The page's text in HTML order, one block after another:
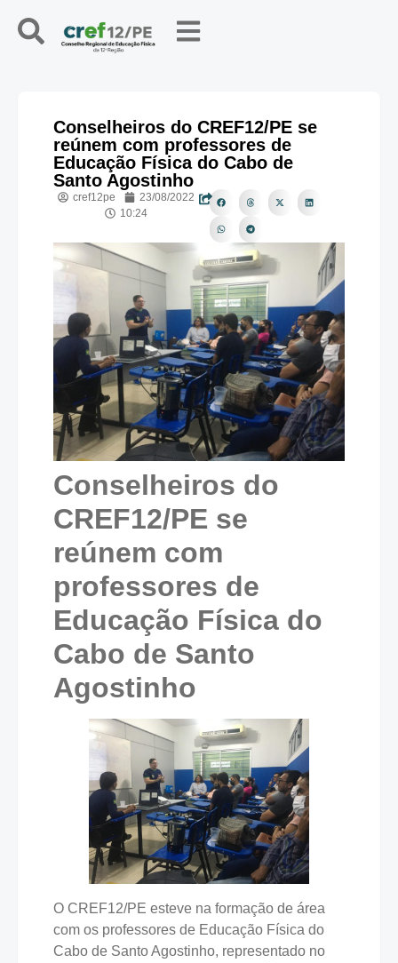
Conselheiros do CREF12/PE se
reúnem com professores de
Educação Física do Cabo de
Santo Agostinho
cref12pe
23/08/2022
10:24
Conselheiros do
CREF12/PE se
reúnem com
professores de
Educação Física do
Cabo de Santo
Agostinho
O CREF12/PE esteve na formação de área
com os professores de Educação Física do
Cabo de Santo Agostinho, representado no